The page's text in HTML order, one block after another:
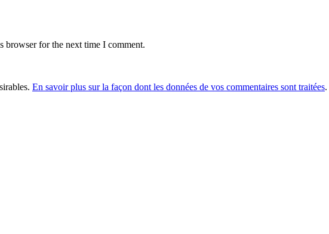
browser for the next time I comment.
En savoir plus sur la façon dont les données de vos commentaires sont traitées.